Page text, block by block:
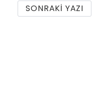
SONRAKI YAZI